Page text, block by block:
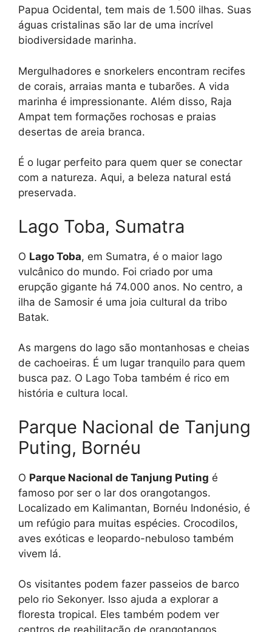
Papua Ocidental, tem mais de 1.500 ilhas. Suas
águas cristalinas são lar de uma incrível
biodiversidade marinha.
Mergulhadores e snorkelers encontram recifes
de corais, arraias manta e tubarões. A vida
marinha é impressionante. Além disso, Raja
Ampat tem formações rochosas e praias
desertas de areia branca.
É o lugar perfeito para quem quer se conectar
com a natureza. Aqui, a beleza natural está
preservada.
Lago Toba, Sumatra
O Lago Toba, em Sumatra, é o maior lago
vulcânico do mundo. Foi criado por uma
erupção gigante há 74.000 anos. No centro, a
ilha de Samosir é uma joia cultural da tribo
Batak.
As margens do lago são montanhosas e cheias
de cachoeiras. É um lugar tranquilo para quem
busca paz. O Lago Toba também é rico em
história e cultura local.
Parque Nacional de Tanjung
Puting, Bornéu
O Parque Nacional de Tanjung Puting é
famoso por ser o lar dos orangotangos.
Localizado em Kalimantan, Bornéu Indonésio, é
um refúgio para muitas espécies. Crocodilos,
aves exóticas e leopardo-nebuloso também
vivem lá.
Os visitantes podem fazer passeios de barco
pelo rio Sekonyer. Isso ajuda a explorar a
floresta tropical. Eles também podem ver